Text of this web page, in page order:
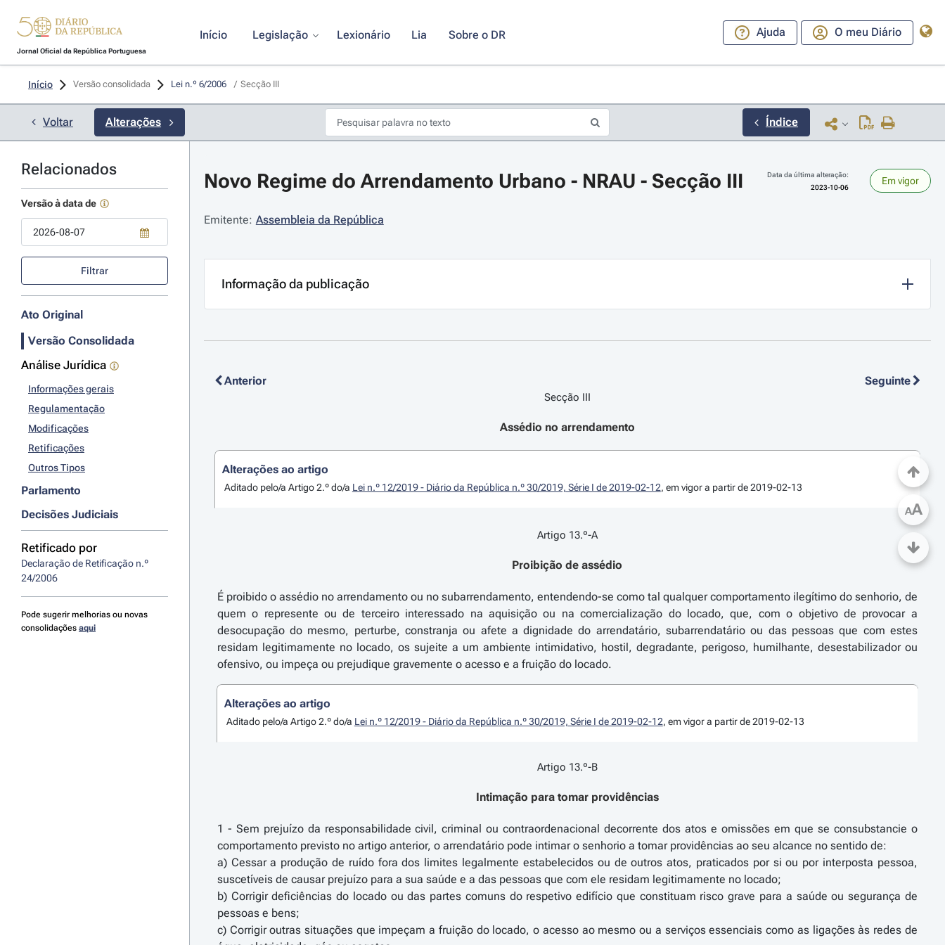
Jornal Oficial da República Portuguesa
Início Legislação Lexionário Lia Sobre o DR Ajuda O meu Diário
Início Versão consolidada Lei n.º 6/2006 / Secção III
Voltar Alterações Índice
Relacionados
Versão à data de
Filtrar
Ato Original
Versão Consolidada
Análise Jurídica
Informações gerais
Regulamentação
Modificações
Retificações
Outros Tipos
Parlamento
Decisões Judiciais
Retificado por
Declaração de Retificação n.º
24/2006
Pode sugerir melhorias ou novas
consolidações aqui
Novo Regime do Arrendamento Urbano - NRAU - Secção III
Data da última alteração:
2023-10-06
Em vigor
Emitente: Assembleia da República
Informação da publicação
Anterior Seguinte
Secção III
Assédio no arrendamento
Alterações ao artigo
Aditado pelo/a Artigo 2.º do/a Lei n.º 12/2019 - Diário da República n.º 30/2019, Série I de 2019-02-12, em vigor a partir de 2019-02-13
Artigo 13.º-A
Proibição de assédio
É proibido o assédio no arrendamento ou no subarrendamento, entendendo-se como tal qualquer comportamento ilegítimo do senhorio, de
quem o represente ou de terceiro interessado na aquisição ou na comercialização do locado, que, com o objetivo de provocar a
desocupação do mesmo, perturbe, constranja ou afete a dignidade do arrendatário, subarrendatário ou das pessoas que com estes
residam legitimamente no locado, os sujeite a um ambiente intimidativo, hostil, degradante, perigoso, humilhante, desestabilizador ou
ofensivo, ou impeça ou prejudique gravemente o acesso e a fruição do locado.
Alterações ao artigo
Aditado pelo/a Artigo 2.º do/a Lei n.º 12/2019 - Diário da República n.º 30/2019, Série I de 2019-02-12, em vigor a partir de 2019-02-13
Artigo 13.º-B
Intimação para tomar providências
1 - Sem prejuízo da responsabilidade civil, criminal ou contraordenacional decorrente dos atos e omissões em que se consubstancie o
comportamento previsto no artigo anterior, o arrendatário pode intimar o senhorio a tomar providências ao seu alcance no sentido de:
a) Cessar a produção de ruído fora dos limites legalmente estabelecidos ou de outros atos, praticados por si ou por interposta pessoa,
suscetíveis de causar prejuízo para a sua saúde e a das pessoas que com ele residam legitimamente no locado;
b) Corrigir deficiências do locado ou das partes comuns do respetivo edifício que constituam risco grave para a saúde ou segurança de
pessoas e bens;
c) Corrigir outras situações que impeçam a fruição do locado, o acesso ao mesmo ou a serviços essenciais como as ligações às redes de
AA